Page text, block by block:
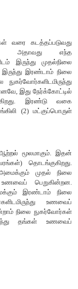
(ஒளி ஆற்றல்)
, இழப்பும்
உள்ள
ஆற்றல் ஒரு
பொழுது,
அதேசமயம்
பத்து